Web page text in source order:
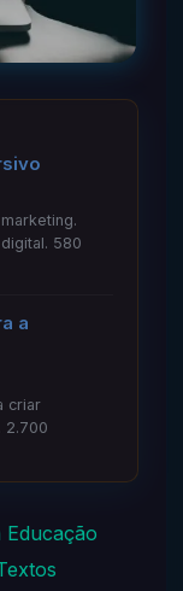
580
a
criar
2.700